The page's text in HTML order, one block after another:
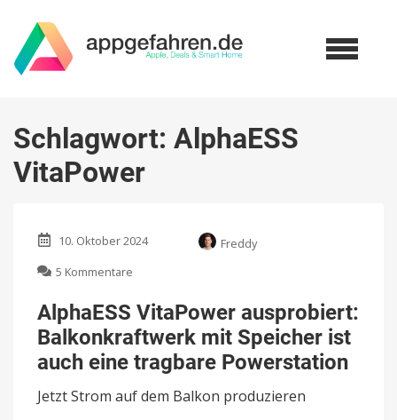
Schlagwort: AlphaESS
VitaPower
10. Oktober 2024
Freddy
5 Kommentare
VitaPower
ausprobiert:
Balkonkraftwerk
mit
Speicher
ist
auch
AlphaESS VitaPower ausprobiert:
Balkonkraftwerk mit Speicher ist
auch eine tragbare Powerstation
Jetzt Strom auf dem Balkon produzieren